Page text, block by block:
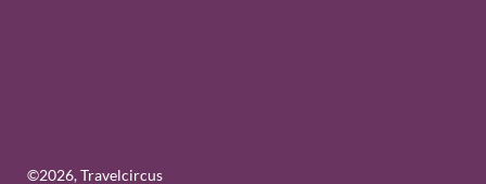
©2026, Travelcircus